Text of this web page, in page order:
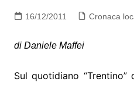
16/12/2011 Cronaca
di Daniele Maffei
Sul quotidiano